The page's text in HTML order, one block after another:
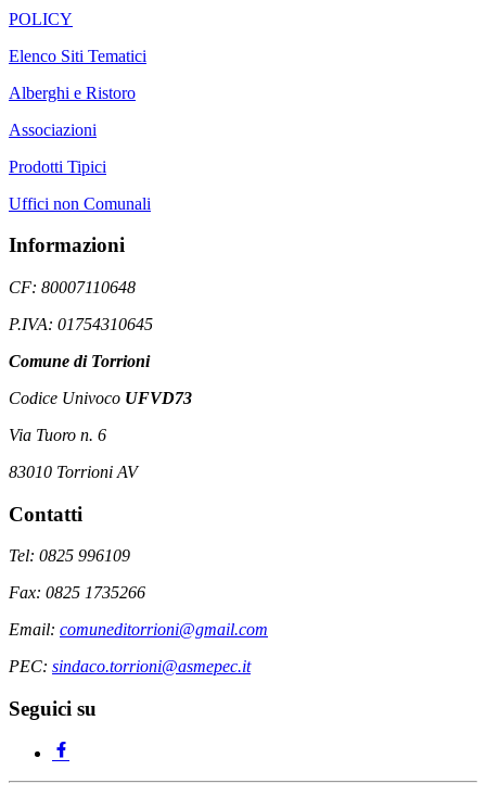
POLICY
Elenco Siti Tematici
Alberghi e Ristoro
Associazioni
Prodotti Tipici
Uffici non Comunali
Informazioni
CF: 80007110648
P.IVA: 01754310645
Comune di Torrioni
Codice Univoco UFVD73
Via Tuoro n. 6
83010 Torrioni AV
Contatti
Tel: 0825 996109
Fax: 0825 1735266
Email: comuneditorrioni@gmail.com
PEC: sindaco.torrioni@asmepec.it
Seguici su